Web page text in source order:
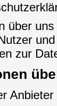
über
zur